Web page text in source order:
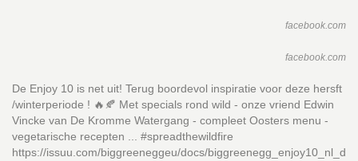
facebook.com
facebook.com
De Enjoy 10 is net uit! Terug boordevol inspiratie voor deze hersft
/winterperiode ! 🔥🍂 Met specials rond wild - onze vriend Edwin
Vincke van De Kromme Watergang - compleet Oosters menu -
vegetarische recepten ... #spreadthewildfire
https://issuu.com/biggreeneggeu/docs/biggreenegg_enjoy10_nl_d